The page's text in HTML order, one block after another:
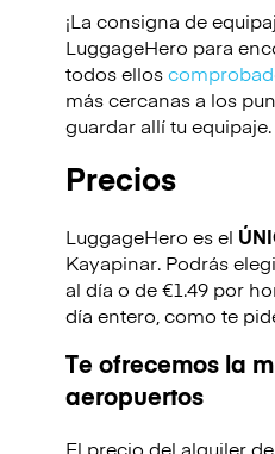
¡La consigna de
LuggageHero para
todos ellos
más cercanas a los
guardar allí tu equipaje.
Precios
LuggageHero es el
Kayapinar. Podrás
al día o de €1.49 por
día entero, como te
Te ofrecemos la
aeropuertos
El precio del alquiler